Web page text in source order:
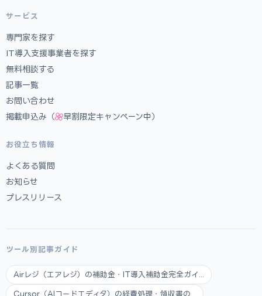
サービス
専門家を探す
IT導入支援事業者を探す
無料相談する
記事一覧
お問い合わせ
掲載申込み（
早割限定キャンペーン中）
お役立ち情報
よくある質問
お知らせ
プレスリリース
ツール別記事ガイド
Airレジ（エアレジ）の補助金・IT導入補助金完全ガイ...
Cursor（AIコードエディタ）の経費処理・領収書の...